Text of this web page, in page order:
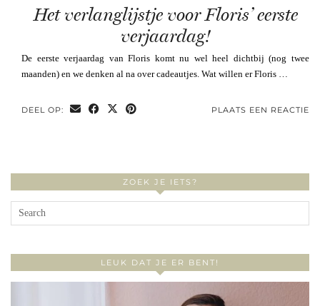
Het verlanglijstje voor Floris’ eerste
verjaardag!
De eerste verjaardag van Floris komt nu wel heel dichtbij (nog twee
maanden) en we denken al na over cadeautjes. Wat willen er Floris …
DEEL OP: PLAATS EEN REACTIE
ZOEK JE IETS?
LEUK DAT JE ER BENT!